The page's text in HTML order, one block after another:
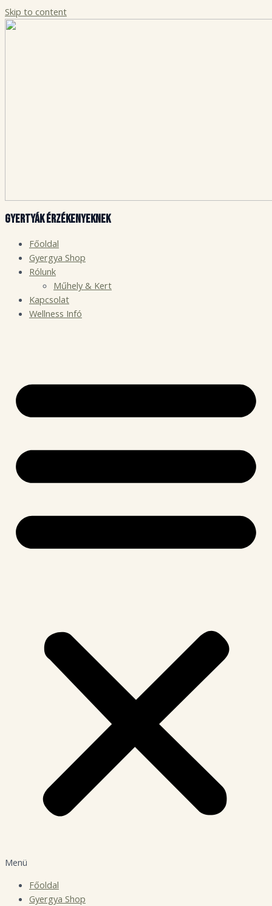
Skip to content
Gyertyák érzékenyeknek
Főoldal
Gyergya Shop
Rólunk
Műhely & Kert
Kapcsolat
Wellness Infó
Menü
Főoldal
Gyergya Shop